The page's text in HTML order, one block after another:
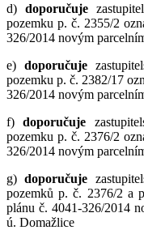
d) doporučuje
pozemku p. č. 2355/2
326/2014 novým
e)doporučuje
pozemku p. č. 2382/17
326/2014 novým
f)doporučuje
pozemku p. č. 2376/2
326/2014 novým
g)doporučuje
pozemků p. č. 2376/2 a
plánu č. 4041-326/2014
ú. Domažlice